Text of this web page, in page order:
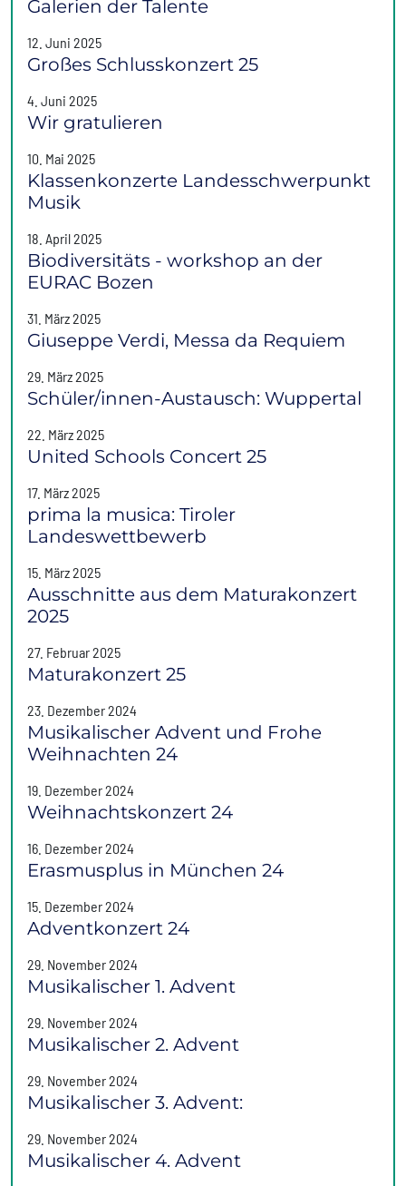
Galerien der Talente
12. Juni 2025
Großes Schlusskonzert 25
4. Juni 2025
Wir gratulieren
10. Mai 2025
Klassenkonzerte Landesschwerpunkt
Musik
18. April 2025
Biodiversitäts - workshop an der
EURAC Bozen
31. März 2025
Giuseppe Verdi, Messa da Requiem
29. März 2025
Schüler/innen-Austausch: Wuppertal
22. März 2025
United Schools Concert 25
17. März 2025
prima la musica: Tiroler
Landeswettbewerb
15. März 2025
Ausschnitte aus dem Maturakonzert
2025
27. Februar 2025
Maturakonzert 25
23. Dezember 2024
Musikalischer Advent und Frohe
Weihnachten 24
19. Dezember 2024
Weihnachtskonzert 24
16. Dezember 2024
Erasmusplus in München 24
15. Dezember 2024
Adventkonzert 24
29. November 2024
Musikalischer 1. Advent
29. November 2024
Musikalischer 2. Advent
29. November 2024
Musikalischer 3. Advent:
29. November 2024
Musikalischer 4. Advent